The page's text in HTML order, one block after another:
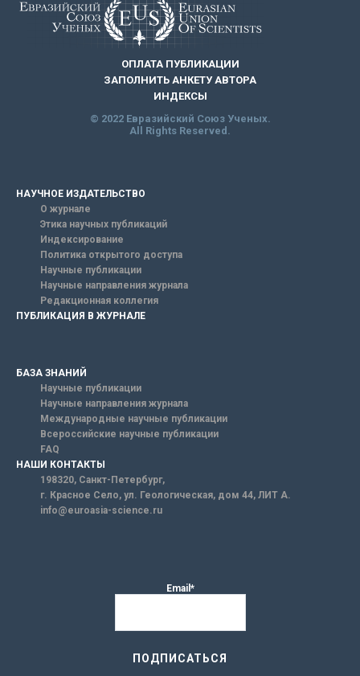
ОПЛАТА ПУБЛИКАЦИИ
ЗАПОЛНИТЬ АНКЕТУ АВТОРА
ИНДЕКСЫ
© 2022 Евразийский Союз Ученых.
All Rights Reserved.
НАУЧНОЕ ИЗДАТЕЛЬСТВО
О журнале
Этика научных публикаций
Индексирование
Политика открытого доступа
Научные публикации
Научные направления журнала
Редакционная коллегия
ПУБЛИКАЦИЯ В ЖУРНАЛЕ
БАЗА ЗНАНИЙ
Научные публикации
Научные направления журнала
Международные научные публикации
Всероссийские научные публикации
FAQ
НАШИ КОНТАКТЫ
198320, Санкт-Петербург,
г. Красное Село, ул. Геологическая, дом 44, ЛИТ А.
info@euroasia-science.ru
Email*